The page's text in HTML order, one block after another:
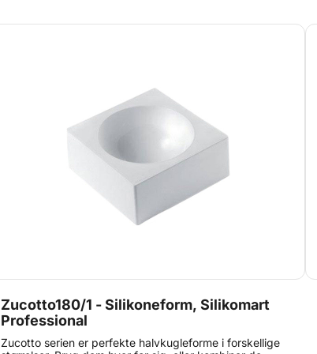
semifreddo Velegnet til velvetspray og mirror glaze
Zucotto180/1 - Silikoneform, Silikomart
Professional
Zucotto serien er perfekte halvkugleforme i forskellige